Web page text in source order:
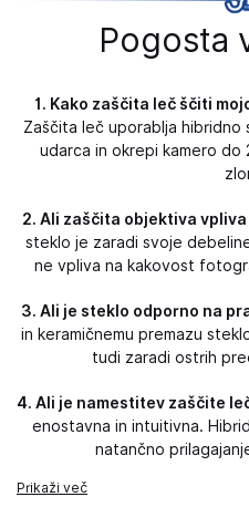
Pogosta
1. Kako zaščita leč ščiti
Zaščita leč uporablja
udarca in okrepi kamero do
2. Ali zaščita objektiva
steklo je zaradi svoje
ne vpliva na kakovost
3. Ali je steklo odporno na
in keramičnemu premazu
tudi zaradi ostrih
4. Ali je namestitev zaščite
enostavna in intuitivna.
natančno
Prikaži več